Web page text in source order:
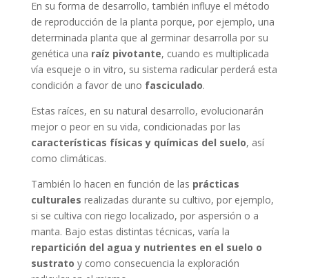
En su forma de desarrollo, también influye el método
de reproducción de la planta porque, por ejemplo, una
determinada planta que al germinar desarrolla por su
genética una raíz pivotante, cuando es multiplicada
vía esqueje o in vitro, su sistema radicular perderá esta
condición a favor de uno fasciculado.
Estas raíces, en su natural desarrollo, evolucionarán
mejor o peor en su vida, condicionadas por las
características físicas y químicas del suelo, así
como climáticas.
También lo hacen en función de las prácticas
culturales realizadas durante su cultivo, por ejemplo,
si se cultiva con riego localizado, por aspersión o a
manta. Bajo estas distintas técnicas, varía la
repartición del agua y nutrientes en el suelo o
sustrato y como consecuencia la exploración